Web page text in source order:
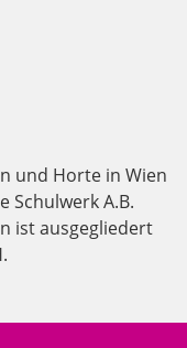
und Horte in Wien
Schulwerk A.B.
ist ausgegliedert